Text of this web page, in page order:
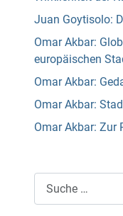
Juan Goytisolo:
Omar Akbar:
europäischen
Omar Akbar:
Omar Akbar:
Omar Akbar: Zur